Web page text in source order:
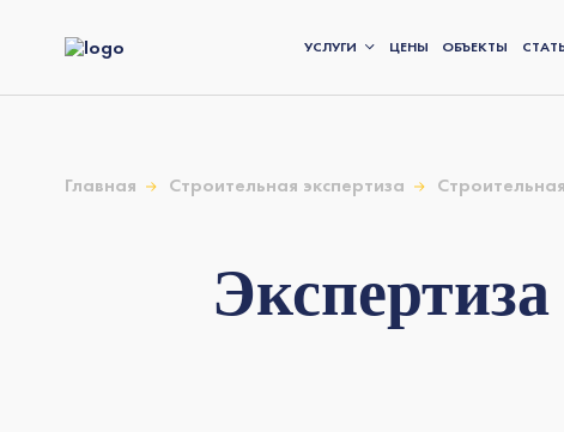
УСЛУГИ ЦЕНЫ ОБЪЕКТЫ
Главная Строительная экспертиза